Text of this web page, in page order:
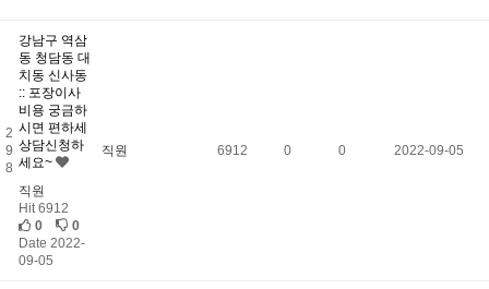
2
9
8
강남구 역삼
동 청담동 대
치동 신사동
:: 포장이사
비용 궁금하
시면 편하세
상담신청하
세요~
직원
Hit 6912
0
0
Date 2022-
09-05
직원 6912 0 0 2022-09-05